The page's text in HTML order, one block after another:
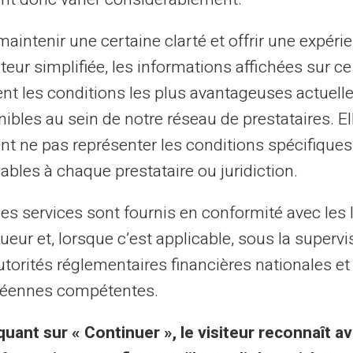
são citadas para fins
não são contratuais.
com nossosPOLÍTICA DE
une certaine clarté et offrir une
simplifiée, les informations affichées sur
les conditions les plus avantageuses
au sein de notre réseau de prestataires.
ne pas représenter les conditions spécifiques
à chaque prestataire ou juridiction.
services sont fournis en conformité avec les
et, lorsque c’est applicable, sous la
réglementaires financières nationales et
compétentes.
sur « Continuer », le visiteur reconnaît